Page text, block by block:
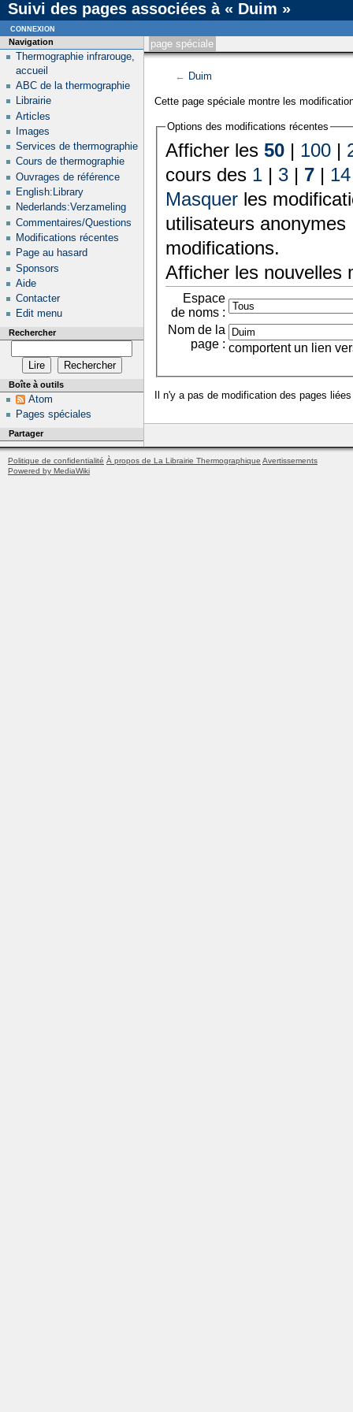
Suivi des pages associées à « Duim »
page spéciale
← Duim
Cette page spéciale montre les
Options des modifications récentes
Afficher les 50| 100|
cours des 1| 3| 7| 14
Masquerles
utilisateurs
modifications.
Afficher les nouvelles
Espace
de noms :
Nom de la
page : comportent un lien
Il n'y a pas de modification des pages
Navigation
Thermographie infrarouge,
accueil
ABC de la thermographie
Librairie
Articles
Images
Services de thermographie
Cours de thermographie
Ouvrages de référence
English:Library
Nederlands:Verzameling
Commentaires/Questions
Modifications récentes
Page au hasard
Sponsors
Aide
Contacter
Edit menu
Rechercher
Boîte à outils
Atom
Pages spéciales
Partager
connexion
Politique de confidentialité À propos de La Librairie Thermographique Avertissements
Powered by MediaWiki